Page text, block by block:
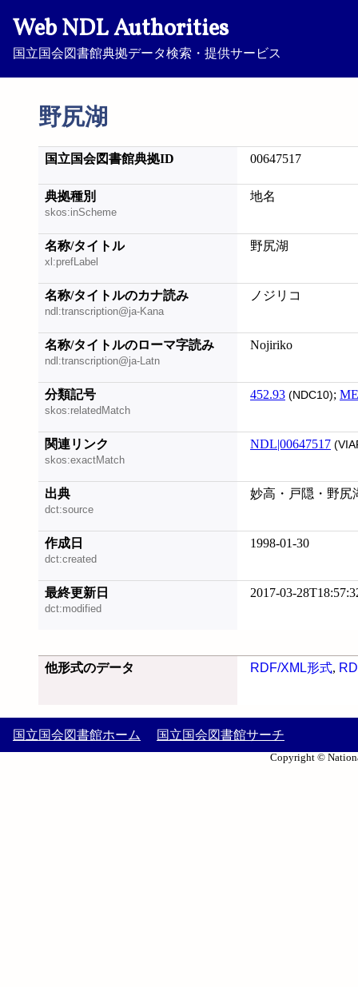
Web NDL Authorities
国立国会図書館典拠データ検索・提供サービス
野尻湖
国立国会図書館典拠ID 00647517
典拠種別
skos:inScheme
地名
名称/タイトル
xl:prefLabel
野尻湖
名称/タイトルのカナ読み
ndl:transcription@ja-Kana
ノジリコ
名称/タイトルのローマ字読み
ndl:transcription@ja-Latn
Nojiriko
分類記号
skos:relatedMatch
452.93 (NDC10);
関連リンク
skos:exactMatch
NDL|00647517
出典
dct:source
妙高・戸隠・野尻
作成日
dct:created
1998-01-30
最終更新日
dct:modified
2017-03-
他形式のデータ RDF/XML形式,
国立国会図書館ホーム 国立国会図書館サーチ
Copyright ©